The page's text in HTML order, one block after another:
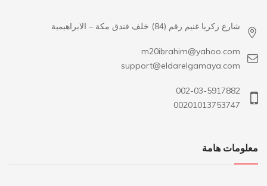
شارع زكريا غنيم رقم (84) خلف فندق مكة – الابراهيمية
m20ibrahim@yahoo.com
support@eldarelgamaya.com
002-03-5917882
00201013753747
معلومات هامة